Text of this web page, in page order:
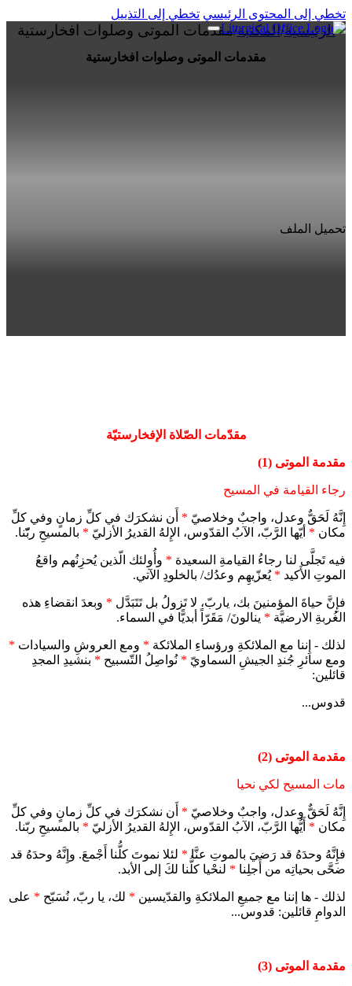
تخطي إلى المحتوى الرئيسي تخطي إلى التذييل
الرئيسية/المكتبة/مقدمات الموتى وصلوات افخارستية
مقدمات الموتى وصلوات افخارستية
تحميل الملف
مقدّمات الصّلاة الإفخارستيّة
مقدمة الموتى (1)
رجاء القيامة في المسيح
إِنَّهُ لَحَقٌّ وعدل، واجبٌ وخلاصيّ * أَن نشكرَك في كلِّ زمانٍ وفي كلِّ
مكان * أيّها الرَّبّ، الآبُ القدّوس، الإِلهُ القديرُ الأزليّ * بالمسيحِ ربّّنا.
فيه تَجلَّى لنا رجاءُ القيامةِ السعيدة * وأُولئك الّذين يُحزِنُهم واقعُ
الموتِ الأَكيد * يُعزّيهِم وعدُك/ بالخلودِ الآتي.
فإِنَّ حياةَ المؤمنينَ بك، ياربّ، لا تَزولُ بل تَتَبَدَّل * وبعدَ انقضاءِ هذه
الغُربةِ الارضيَّة * ينالونَ/ مَقَرّاً أبديًّا في السماء.
لذلك - إِننا مع الملائكةِ ورؤساءِ الملائكة * ومع العروشِ والسيادات *
ومع سائرِ جُندِ الجيشِ السماويّ * نُواصِلُ التّسبيح * بنشيدِ المجدِ
قائلين:
قدوس...
مقدمة الموتى (2)
مات المسيح لكي نحيا
إِنَّهُ لَحَقٌّ وعدل، واجبٌ وخلاصيّ * أَن نشكرَك في كلِّ زمانٍ وفي كلِّ
مكان * أَيُّها الرَّبّ، الآبُ القدّوس، الإِلهُ القديرُ الأزليّ * بالمسيحِ ربّنا.
فإِنَّهُ وحدَهُ قد رَضيَ بالموتِ عنَّا * لئلا نموتَ كلُّنا أَجْمعَ. وإِنَّهُ وحدَهُ قد
ضحَّى بحياتِه من أَجلِنا * لنحْيا كلُّنا لكَ إلى الأبد.
لذلك - ها إننا مع جميعِ الملائكةِ والقدّيسين * لك، يا ربّ، نُسَبّح * على
الدوامِ قائلين: قدوس...
مقدمة الموتى (3)